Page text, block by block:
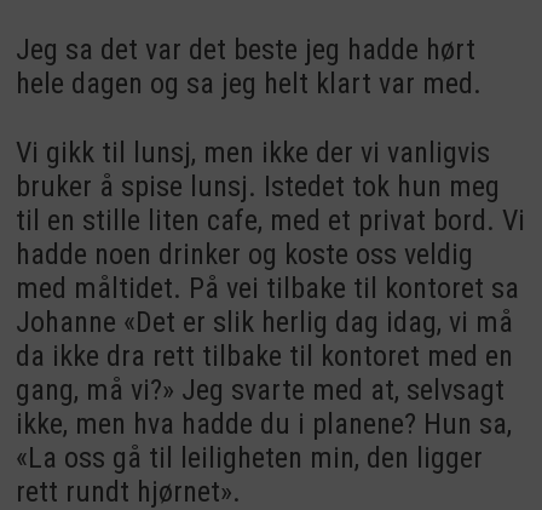
Jeg sa det var det beste jeg hadde hørt
hele dagen og sa jeg helt klart var med.
Vi gikk til lunsj, men ikke der vi vanligvis
bruker å spise lunsj. Istedet tok hun meg
til en stille liten cafe, med et privat bord. Vi
hadde noen drinker og koste oss veldig
med måltidet. På vei tilbake til kontoret sa
Johanne «Det er slik herlig dag idag, vi må
da ikke dra rett tilbake til kontoret med en
gang, må vi?» Jeg svarte med at, selvsagt
ikke, men hva hadde du i planene? Hun sa,
«La oss gå til leiligheten min, den ligger
rett rundt hjørnet».